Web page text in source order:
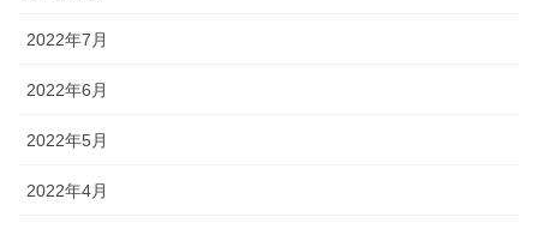
2022年7月
2022年6月
2022年5月
2022年4月